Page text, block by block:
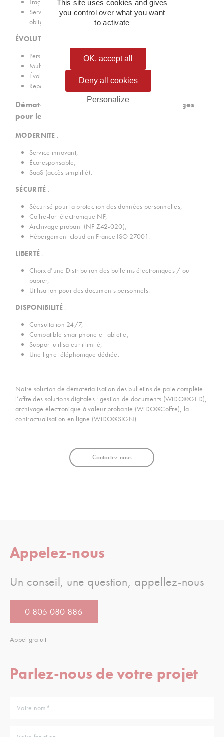
Service coffre-fort numérique conforme à la loi et aux
obligations effectives au 1erjanvier 2019.
ÉVOLUTIF
Personnalisable,
Multi-instances pour gérer divers N° SIREN,
Évolutive : services en mode SaaS,
Reporting des consommations.
Dématérialisation bulletins de paie : avantages
pour le Salarié
MODERNITÉ :
Service innovant,
Écoresponsable,
SaaS (accès simplifié).
SÉCURITÉ :
Sécurisé pour la protection des données personnelles,
Coffre-fort électronique NF,
Archivage probant (NF Z42-020),
Hébergement cloud en France ISO 27001.
LIBERTÉ :
Choix d’une Distribution des bulletins électroniques / ou
papier,
Utilisation pour des documents personnels.
DISPONIBILITÉ:
Consultation 24/7,
Compatible smartphone et tablette,
Support utilisateur illimité,
Une ligne téléphonique dédiée.
Notre solution de dématérialisation des bulletins de paie complète
l’offre des solutions digitales : gestion de documents (WiDO@GED),
archivage électronique à valeur probante (WiDO@Coffre), la
contractualisation en ligne (WiDO@SIGN).
Contactez-nous
Appelez-nous
Un conseil, une question, appellez-nous
0 805 080 886
Appel gratuit
Parlez-nous de votre projet
This site uses cookies and gives
you control over what you want
to activate
OK, accept all
Deny all cookies
Personalize